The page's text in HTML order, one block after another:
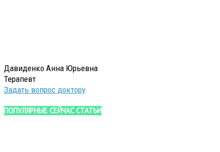
Давиденко Анна Юрьевна
Терапевт
Задать вопрос доктору
ПОПУЛЯРНЫЕ СЕЙЧАС СТАТЬИ